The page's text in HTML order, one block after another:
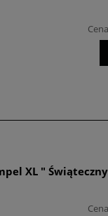
XL "